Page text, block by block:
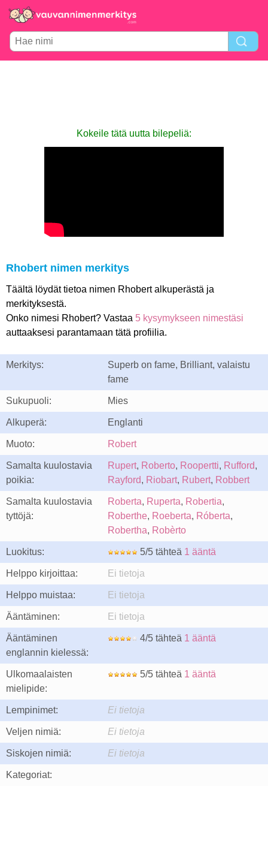
Kokeile tätä uutta bilepeliä:
Rhobert nimen merkitys
Täältä löydät tietoa nimen Rhobert alkuperästä ja
merkityksestä.
Onko nimesi Rhobert? Vastaa 5 kysymykseen nimestäsi
auttaaksesi parantamaan tätä profiilia.
Merkitys:
Superb on fame, Brilliant, valaistu
fame
Sukupuoli: Mies
Alkuperä: Englanti
Muoto: Robert
Samalta kuulostavia
poikia:
Rupert, Roberto, Roopertti, Rufford,
Rayford, Riobart, Rubert, Robbert
Samalta kuulostavia
tyttöjä:
Roberta, Ruperta, Robertia,
Roberthe, Roeberta, Róberta,
Robertha, Robèrto
Luokitus: 5/5 tähteä 1 ääntä
Helppo kirjoittaa: Ei tietoja
Helppo muistaa: Ei tietoja
Ääntäminen: Ei tietoja
Ääntäminen
englannin kielessä:
4/5 tähteä 1 ääntä
Ulkomaalaisten
mielipide:
5/5 tähteä 1 ääntä
Lempinimet: Ei tietoja
Veljen nimiä: Ei tietoja
Siskojen nimiä: Ei tietoja
Kategoriat: